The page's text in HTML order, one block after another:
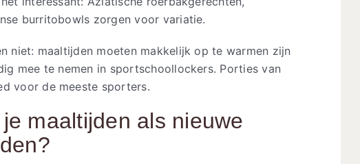
burritobowls zorgen voor variatie.
niet: maaltijden moeten makkelijk op te warmen zijn
mee te nemen in sportschoollockers. Porties van
voor de meeste sporters.
maaltijden als nieuwe